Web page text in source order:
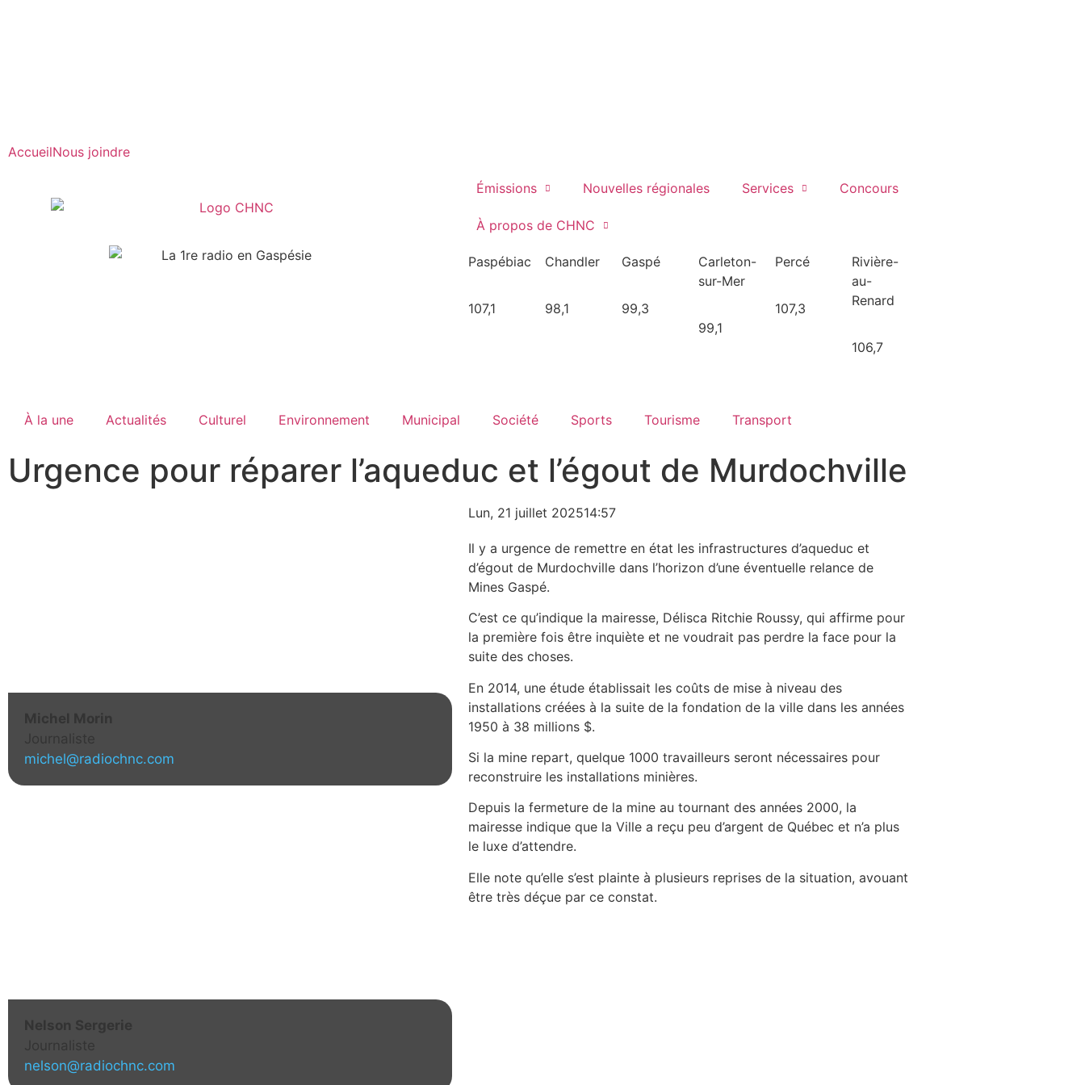
AccueilNous joindre
Émissions Nouvelles régionales Services Concours
À propos de CHNC
Paspébiac
107,1
Chandler
98,1
Gaspé
99,3
Carleton-
sur-Mer
99,1
Percé
107,3
Rivière-
au-
Renard
106,7
À la une Actualités Culturel Environnement Municipal Société Sports Tourisme Transport
Urgence pour réparer l’aqueduc et l’égout de Murdochville
Michel Morin
Journaliste
michel@radiochnc.com
Nelson Sergerie
Journaliste
nelson@radiochnc.com
Lun, 21 juillet 202514:57
Il y a urgence de remettre en état les infrastructures d’aqueduc et
d’égout de Murdochville dans l’horizon d’une éventuelle relance de
Mines Gaspé.
C’est ce qu’indique la mairesse, Délisca Ritchie Roussy, qui affirme pour
la première fois être inquiète et ne voudrait pas perdre la face pour la
suite des choses.
En 2014, une étude établissait les coûts de mise à niveau des
installations créées à la suite de la fondation de la ville dans les années
1950 à 38 millions $.
Si la mine repart, quelque 1000 travailleurs seront nécessaires pour
reconstruire les installations minières.
Depuis la fermeture de la mine au tournant des années 2000, la
mairesse indique que la Ville a reçu peu d’argent de Québec et n’a plus
le luxe d’attendre.
Elle note qu’elle s’est plainte à plusieurs reprises de la situation, avouant
être très déçue par ce constat.